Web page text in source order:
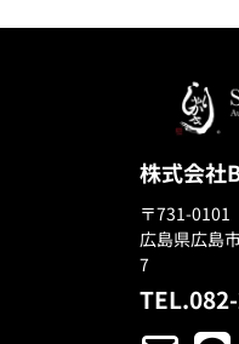
株式会社
〒731-0101
広島県広島
7